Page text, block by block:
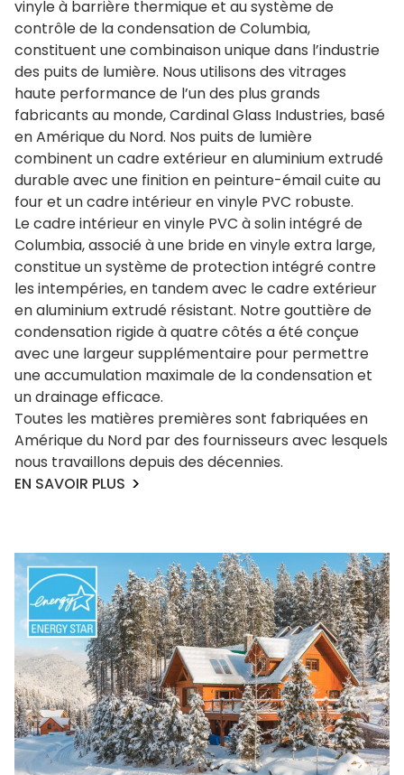
vinyle à barrière thermique et au système de
contrôle de la condensation de Columbia,
constituent une combinaison unique dans l’industrie
des puits de lumière. Nous utilisons des vitrages
haute performance de l’un des plus grands
fabricants au monde, Cardinal Glass Industries, basé
en Amérique du Nord. Nos puits de lumière
combinent un cadre extérieur en aluminium extrudé
durable avec une finition en peinture-émail cuite au
four et un cadre intérieur en vinyle PVC robuste.
Le cadre intérieur en vinyle PVC à solin intégré de
Columbia, associé à une bride en vinyle extra large,
constitue un système de protection intégré contre
les intempéries, en tandem avec le cadre extérieur
en aluminium extrudé résistant. Notre gouttière de
condensation rigide à quatre côtés a été conçue
avec une largeur supplémentaire pour permettre
une accumulation maximale de la condensation et
un drainage efficace.
Toutes les matières premières sont fabriquées en
Amérique du Nord par des fournisseurs avec lesquels
nous travaillons depuis des décennies.
EN SAVOIR PLUS